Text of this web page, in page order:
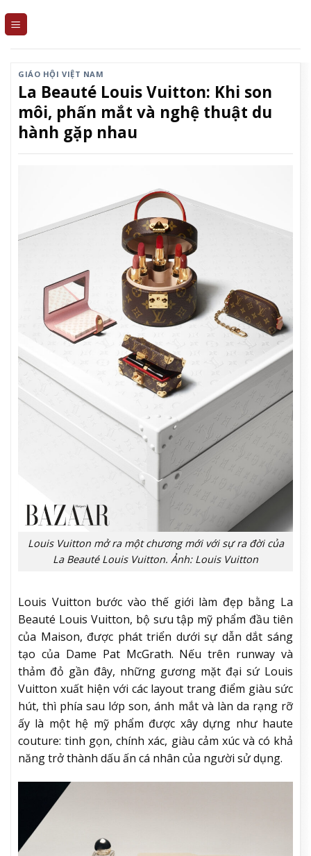
GIÁO HỘI VIỆT NAM
La Beauté Louis Vuitton: Khi son
môi, phấn mắt và nghệ thuật du
hành gặp nhau
Louis Vuitton mở ra một chương mới với sự ra đời của
La Beauté Louis Vuitton. Ảnh: Louis Vuitton
Louis Vuitton bước vào thế giới làm đẹp bằng La
Beauté Louis Vuitton, bộ sưu tập mỹ phẩm đầu tiên
của Maison, được phát triển dưới sự dẫn dắt sáng
tạo của Dame Pat McGrath. Nếu trên runway và
thảm đỏ gần đây, những gương mặt đại sứ Louis
Vuitton xuất hiện với các layout trang điểm giàu sức
hút, thì phía sau lớp son, ánh mắt và làn da rạng rỡ
ấy là một hệ mỹ phẩm được xây dựng như haute
couture: tinh gọn, chính xác, giàu cảm xúc và có khả
năng trở thành dấu ấn cá nhân của người sử dụng.